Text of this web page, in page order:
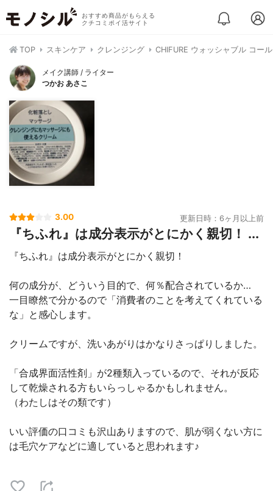
おすすめ商品がもらえる
クチコミポイ活サイト
TOP スキンケア クレンジング CHIFURE ウォッシャブル コー
メイク講師 / ライター
つかお あさこ
3.00 更新日時：6ヶ月以上前
『ちふれ』は成分表示がとにかく親切！ ...
『ちふれ』は成分表示がとにかく親切！
何の成分が、どういう目的で、何％配合されているか…
一目瞭然で分かるので「消費者のことを考えてくれている
な」と感心します。
クリームですが、洗いあがりはかなりさっぱりしました。
「合成界面活性剤」が2種類入っているので、それが反応
して乾燥される方もいらっしゃるかもしれません。
（わたしはその類です）
いい評価の口コミも沢山ありますので、肌が弱くない方に
は毛穴ケアなどに適していると思われます♪